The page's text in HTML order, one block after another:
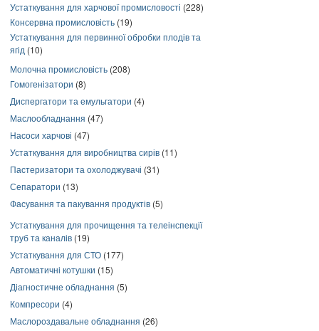
Устаткування для харчової промисловості (228)
Консервна промисловість (19)
Устаткування для первинної обробки плодів та
ягід (10)
Молочна промисловість (208)
Гомогенізатори (8)
Диспергатори та емульгатори (4)
Маслообладнання (47)
Насоси харчові (47)
Устаткування для виробництва сирів (11)
Пастеризатори та охолоджувачі (31)
Сепаратори (13)
Фасування та пакування продуктів (5)
Устаткування для прочищення та телеінспекції
труб та каналів (19)
Устаткування для СТО (177)
Автоматичні котушки (15)
Діагностичне обладнання (5)
Компресори (4)
Маслороздавальне обладнання (26)